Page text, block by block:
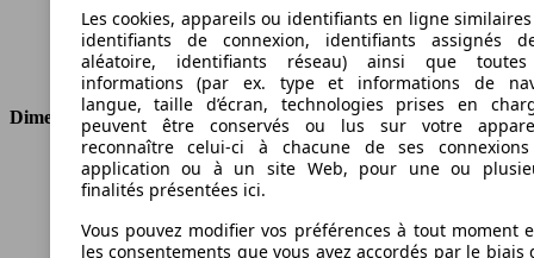
Cylindres
4
Transmission
Boîte manuelle
Type de traction
Traction avant
Dimensions
Longueur
4336 mm
Hauteur
1792 mm
Empattement
2600 mm
Les cookies, appareils ou identifiants en ligne
identifiants de connexion, identifiants assignés
aléatoire, identifiants réseau) ainsi que
informations (par ex. type et informations de
langue, taille d’écran, technologies prises en
peuvent être conservés ou lus sur votre
reconnaître celui-ci à chacune de ses
application ou à un site Web, pour une ou
finalités présentées ici.
Vous pouvez modifier vos préférences à tout moment
les consentements que vous avez accordés par le biais